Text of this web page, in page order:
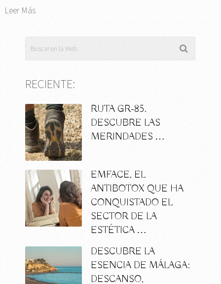
Leer Más
RECIENTE:
RUTA GR-85.
DESCUBRE LAS
MERINDADES …
EMFACE, EL
ANTIBOTOX QUE HA
CONQUISTADO EL
SECTOR DE LA
ESTÉTICA …
DESCUBRE LA
ESENCIA DE MÁLAGA:
DESCANSO,